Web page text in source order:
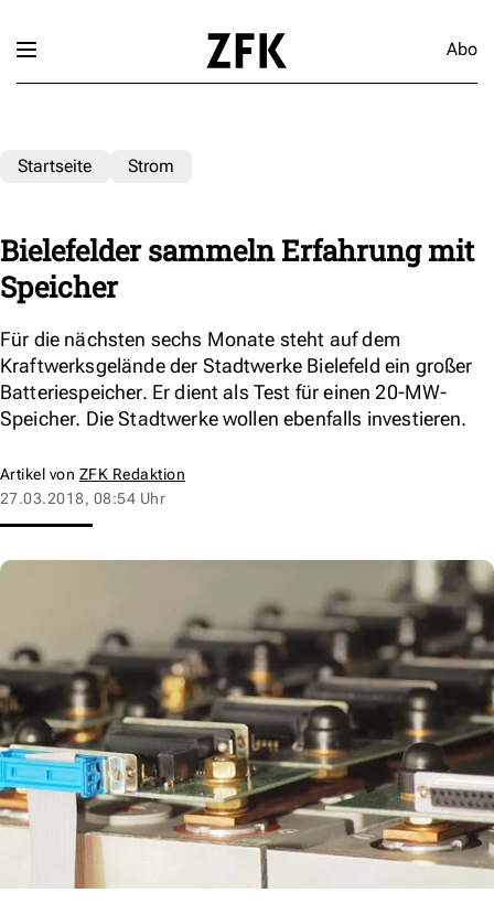
Abo
Startseite Strom
Bielefelder sammeln Erfahrung mit
Speicher
Für die nächsten sechs Monate steht auf dem
Kraftwerksgelände der Stadtwerke Bielefeld ein großer
Batteriespeicher. Er dient als Test für einen 20-MW-
Speicher. Die Stadtwerke wollen ebenfalls investieren.
Artikel von ZFK Redaktion
27.03.2018, 08:54 Uhr